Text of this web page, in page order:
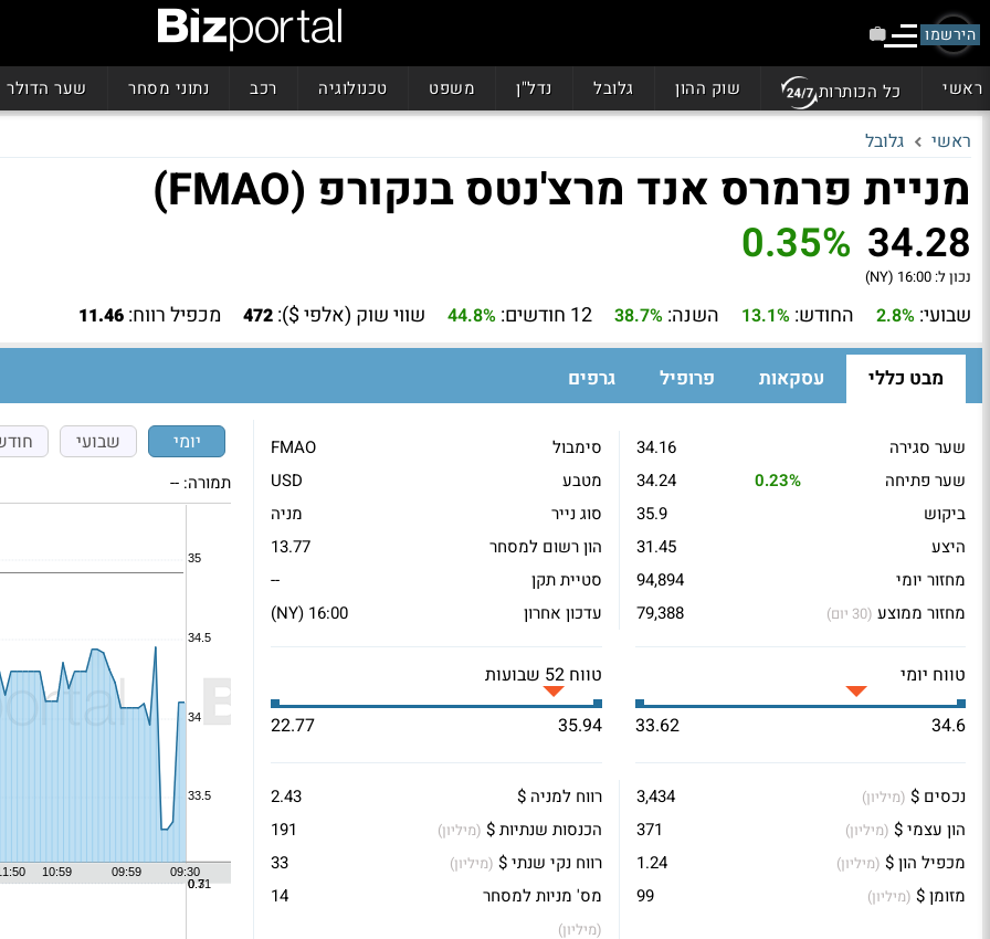
הירשמו
ראשי כל הכותרות שוק ההון גלובל נדל"ן משפט טכנולוגיה רכב נתוני מסחר שער הדולר
ראשי גלובל
מניית פרמרס אנד מרצ'נטס בנקורפ (FMAO)
34.28
0.35%
נכון ל: 16:00 (NY)
שבועי: 2.8% החודש: 13.1% השנה: 38.7% 12 חודשים: 44.8% שווי שוק (אלפי $): 472 מכפיל רווח: 11.46
מבט כללי עסקאות פרופיל גרפים
שער סגירה
34.16
שער פתיחה
0.23%
34.24
ביקוש
35.9
היצע
31.45
מחזור יומי
94,894
מחזור ממוצע (30 יום) 79,388
סימבול
FMAO
מטבע
USD
סוג נייר
מניה
הון רשום למסחר
13.77
סטיית תקן
--
עדכון אחרון
16:00 (NY)
טווח יומי
34.6
33.62
טווח 52 שבועות
35.94
22.77
נכסים $ (מיליון)
3,434
הון עצמי $ (מיליון)
371
מכפיל הון $ (מיליון)
1.24
מזומן $ (מיליון) 99
רווח למניה $
2.43
הכנסות שנתיות $ (מיליון)
191
רווח נקי שנתי $ (מיליון)
33
מס' מניות למסחר
(מיליון)
14
יומי שבועי
תמורה: --